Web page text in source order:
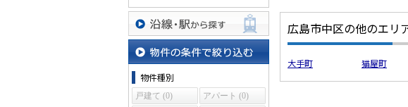
沿線・駅から探す
物件の条件で絞り込む
物件種別
戸建て (0)
アパート (0)
広島市中区の他のエリ
大手町 猫屋町